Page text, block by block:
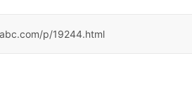
p/19244.html